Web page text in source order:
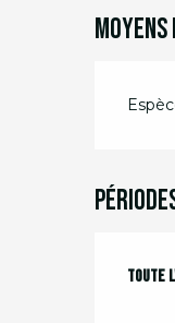
Du
Moyens
Toute
Toute